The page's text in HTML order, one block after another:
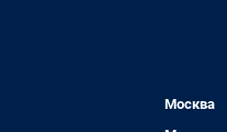
Москва